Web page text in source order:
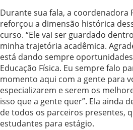
Durante sua fala, a coordenadora
reforçou a dimensão histórica
curso. “Ele vai ser guardado
minha trajetória acadêmica.
está dando sempre
Educação Física. Eu sempre falo
momento aqui com a gente para
especializarem e serem os
isso que a gente quer”. Ela ainda
de todos os parceiros presentes,
estudantes para estágio.